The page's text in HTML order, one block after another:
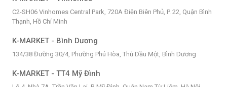
C2-SH06 Vinhomes Central Park, 720A Điện Biên Phủ, P. 22, Quận Bình
Thạnh, Hồ Chí Minh
K-MARKET - Bình Dương
134/38 Đường 30/4, Phường Phú Hòa, Thủ Dầu Một, Bình Dương
K-MARKET - TT4 Mỹ Đình